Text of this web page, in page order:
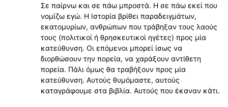
Σε παίρνω και σε πάω μπροστά. Η σε πάω εκεί που
νομίζω εγώ. Η Ιστορία βρίθει παραδειγμάτων,
εκατομυρίων, ανθρώπων που τράβηξαν τους λαούς
τους (πολιτικοί ή θρησκευτικοί ηγέτες) προς μία
κατεύθυνση. Οι επόμενοι μπορεί ίσως να
διορθώσουν την πορεία, να χαράξουν αντίθετη
πορεία. Πάλι όμως θα τραβήξουν προς μία
κατεύθυνση. Αυτούς θυμόμαστε, αυτούς
καταγράφουμε στα βιβλία. Αυτούς που έκαναν κάτι.